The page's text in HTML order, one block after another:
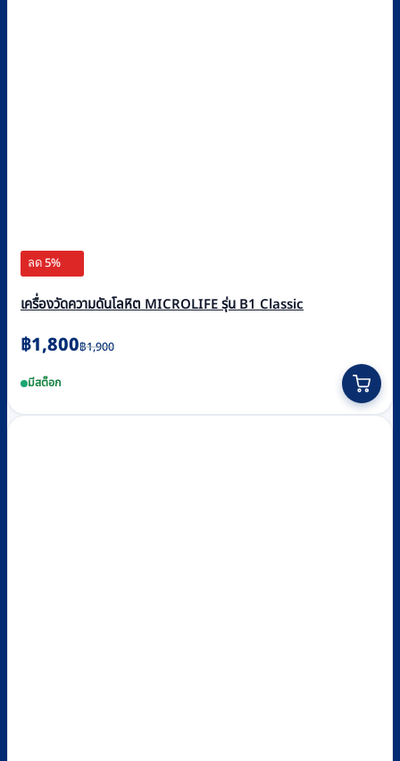
ลด 5%
เครื่องวัดความดันโลหิต MICROLIFE รุ่น B1 Classic
฿1,900
Original
was:
฿1,900.
฿1,800
Current
is:
฿1,800.
มีสต็อก